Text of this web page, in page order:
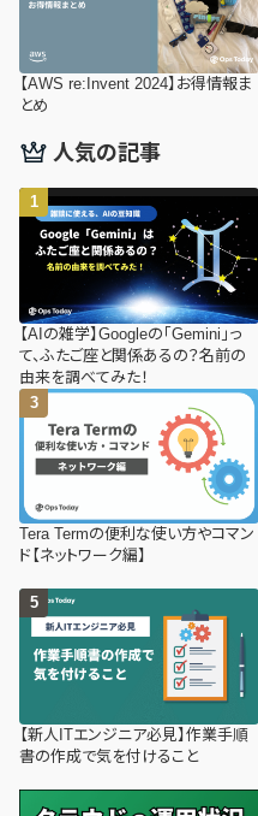
【AWS re:Invent 2024】お得情報ま
とめ
人気の記事
【AIの雑学】Googleの「Gemini」っ
て、ふたご座と関係あるの？名前の
由来を調べてみた！
Tera Termの便利な使い方やコマン
ド【ネットワーク編】
【新人ITエンジニア必見】作業手順
書の作成で気を付けること